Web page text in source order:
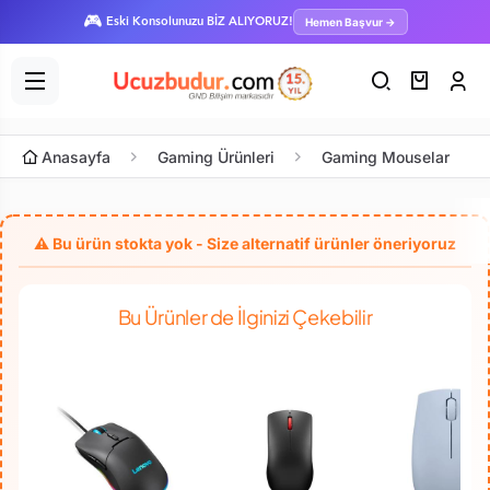
🎮 Eski Konsolunuzu BİZ ALIYORUZ! Hemen Başvur →
Anasayfa Gaming Ürünleri Gaming Mouselar
Bu Ürünler de İlginizi Çekebilir